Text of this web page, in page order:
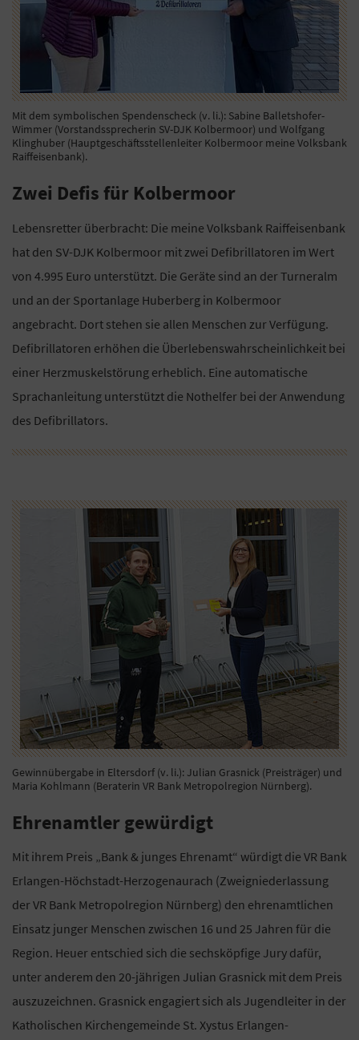
Mit dem symbolischen Spendenscheck (v. li.): Sabine Balletshofer-
Wimmer (Vorstandssprecherin SV-DJK Kolbermoor) und Wolfgang
Klinghuber (Hauptgeschäftsstellenleiter Kolbermoor meine Volksbank
Raiffeisenbank).
Zwei Defis für Kolbermoor
Lebensretter überbracht: Die meine Volksbank Raiffeisenbank
hat den SV-DJK Kolbermoor mit zwei Defibrillatoren im Wert
von 4.995 Euro unterstützt. Die Geräte sind an der Turneralm
und an der Sportanlage Huberberg in Kolbermoor
angebracht. Dort stehen sie allen Menschen zur Verfügung.
Defibrillatoren erhöhen die Überlebenswahrscheinlichkeit bei
einer Herzmuskelstörung erheblich. Eine automatische
Sprachanleitung unterstützt die Nothelfer bei der Anwendung
des Defibrillators.
Gewinnübergabe in Eltersdorf (v. li.): Julian Grasnick (Preisträger) und
Maria Kohlmann (Beraterin VR Bank Metropolregion Nürnberg).
Ehrenamtler gewürdigt
Mit ihrem Preis „Bank & junges Ehrenamt“ würdigt die VR Bank
Erlangen-Höchstadt-Herzogenaurach (Zweigniederlassung
der VR Bank Metropolregion Nürnberg) den ehrenamtlichen
Einsatz junger Menschen zwischen 16 und 25 Jahren für die
Region. Heuer entschied sich die sechsköpfige Jury dafür,
unter anderem den 20-jährigen Julian Grasnick mit dem Preis
auszuzeichnen. Grasnick engagiert sich als Jugendleiter in der
Katholischen Kirchengemeinde St. Xystus Erlangen-